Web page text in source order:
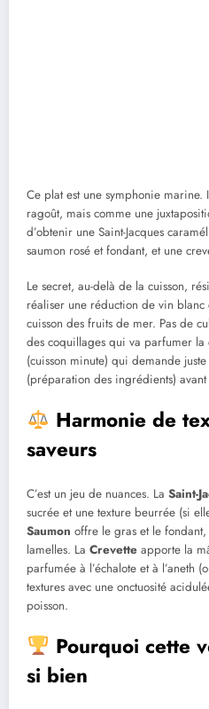
Ce plat est une symphonie
ragoût, mais comme une
d’obtenir une Saint-Jacques
saumon rosé et fondant, et une
Le secret, au-delà de la cuisson,
réaliser une réduction de vin blanc
cuisson des fruits de mer. Pas de
des coquillages qui va parfumer la
(cuisson minute) qui demande
(préparation des ingrédients)
Harmonie de
saveurs
C’est un jeu de nuances. La Saint-
sucrée et une texture beurrée (si
Saumon offre le gras et le
lamelles. La Crevette apporte la
parfumée à l’échalote et à l’aneth
textures avec une onctuosité
poisson.
Pourquoi cette
si bien